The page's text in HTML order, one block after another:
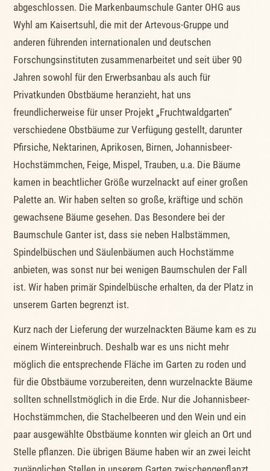
abgeschlossen. Die Markenbaumschule Ganter OHG aus
Wyhl am Kaisertsuhl, die mit der Artevous-Gruppe und
anderen führenden internationalen und deutschen
Forschungsinstituten zusammenarbeitet und seit über 90
Jahren sowohl für den Erwerbsanbau als auch für
Privatkunden Obstbäume heranzieht, hat uns
freundlicherweise für unser Projekt „Fruchtwaldgarten“
verschiedene Obstbäume zur Verfügung gestellt, darunter
Pfirsiche, Nektarinen, Aprikosen, Birnen, Johannisbeer-
Hochstämmchen, Feige, Mispel, Trauben, u.a. Die Bäume
kamen in beachtlicher Größe wurzelnackt auf einer großen
Palette an. Wir haben selten so große, kräftige und schön
gewachsene Bäume gesehen. Das Besondere bei der
Baumschule Ganter ist, dass sie neben Halbstämmen,
Spindelbüschen und Säulenbäumen auch Hochstämme
anbieten, was sonst nur bei wenigen Baumschulen der Fall
ist. Wir haben primär Spindelbüsche erhalten, da der Platz in
unserem Garten begrenzt ist.
Kurz nach der Lieferung der wurzelnackten Bäume kam es zu
einem Wintereinbruch. Deshalb war es uns nicht mehr
möglich die entsprechende Fläche im Garten zu roden und
für die Obstbäume vorzubereiten, denn wurzelnackte Bäume
sollten schnellstmöglich in die Erde. Nur die Johannisbeer-
Hochstämmchen, die Stachelbeeren und den Wein und ein
paar ausgewählte Obstbäume konnten wir gleich an Ort und
Stelle pflanzen. Die übrigen Bäume haben wir an zwei leicht